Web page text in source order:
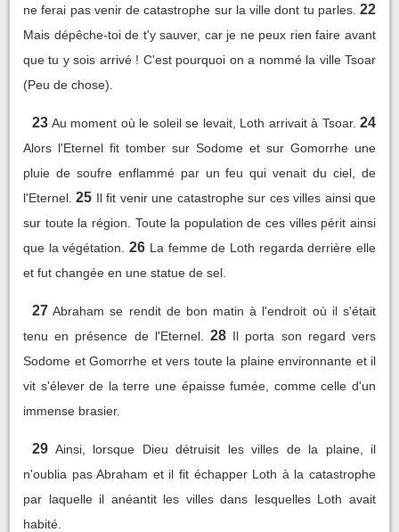
ne ferai pas venir de catastrophe sur la ville dont tu parles. 22
Mais dépêche-toi de t'y sauver, car je ne peux rien faire avant
que tu y sois arrivé ! C'est pourquoi on a nommé la ville Tsoar
(Peu de chose).
23 Au moment où le soleil se levait, Loth arrivait à Tsoar. 24
Alors l'Eternel fit tomber sur Sodome et sur Gomorrhe une
pluie de soufre enflammé par un feu qui venait du ciel, de
l'Eternel. 25 Il fit venir une catastrophe sur ces villes ainsi que
sur toute la région. Toute la population de ces villes périt ainsi
que la végétation.
26 La femme de Loth regarda derrière elle
et fut changée en une statue de sel.
27 Abraham se rendit de bon matin à l'endroit où il s'était
tenu en présence de l'Eternel.
28 Il porta son regard vers
Sodome et Gomorrhe et vers toute la plaine environnante et il
vit s'élever de la terre une épaisse fumée, comme celle d'un
immense brasier.
29 Ainsi, lorsque Dieu détruisit les villes de la plaine, il
n'oublia pas Abraham et il fit échapper Loth à la catastrophe
par laquelle il anéantit les villes dans lesquelles Loth avait
habité.